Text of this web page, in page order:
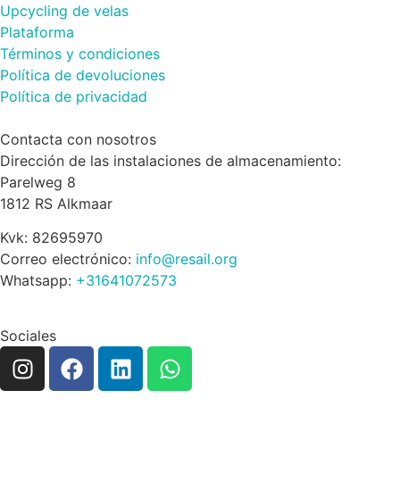
Upcycling de velas
Plataforma
Términos y condiciones
Política de devoluciones
Política de privacidad
Contacta con nosotros
Dirección de las instalaciones de almacenamiento:
Parelweg 8
1812 RS Alkmaar
Kvk: 82695970
Correo electrónico: info@resail.org
Whatsapp: +31641072573
Sociales